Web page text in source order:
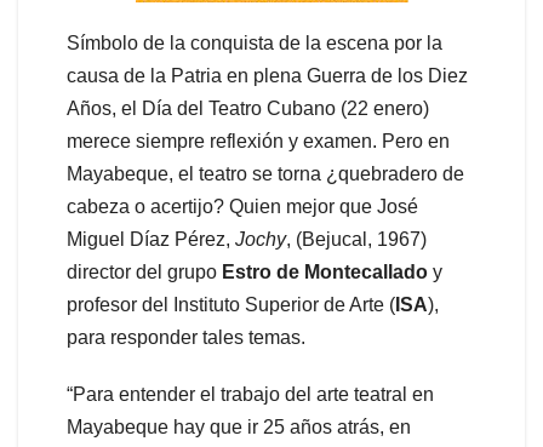
Símbolo de la conquista de la escena por la
causa de la Patria en plena Guerra de los Diez
Años, el Día del Teatro Cubano (22 enero)
merece siempre reflexión y examen. Pero en
Mayabeque, el teatro se torna ¿quebradero de
cabeza o acertijo? Quien mejor que José
Miguel Díaz Pérez, Jochy, (Bejucal, 1967)
director del grupo Estro de Montecallado y
profesor del Instituto Superior de Arte ( ISA),
para responder tales temas.
“Para entender el trabajo del arte teatral en
Mayabeque hay que ir 25 años atrás, en